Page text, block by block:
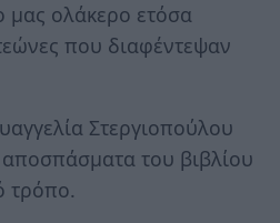
μας ολάκερο ετόσα
που διαφέντεψαν
Στεργιοπούλου
του βιβλίου
τρόπο.